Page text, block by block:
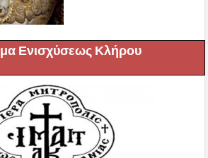
Ενισχύσεως Κλήρου